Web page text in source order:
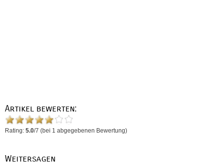
Artikel bewerten:
Rating: 5.0/7 (bei 1 abgegebenen Bewertung)
Weitersagen